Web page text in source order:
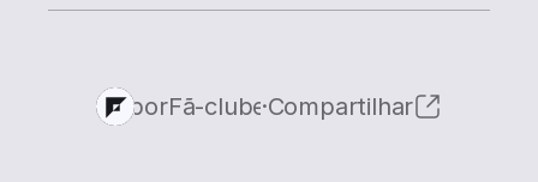
porFã-clube·Compartilhar